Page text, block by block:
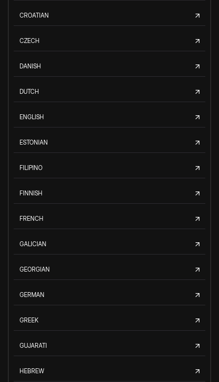
CROATIAN
CZECH
DANISH
DUTCH
ENGLISH
ESTONIAN
FILIPINO
FINNISH
FRENCH
GALICIAN
GEORGIAN
GERMAN
GREEK
GUJARATI
HEBREW